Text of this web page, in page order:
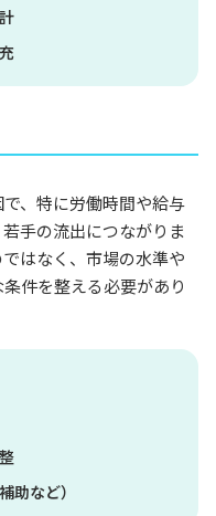
、特に労働時間や給与
手の流出につながりま
はなく、市場の水準や
件を整える必要があり
助など）